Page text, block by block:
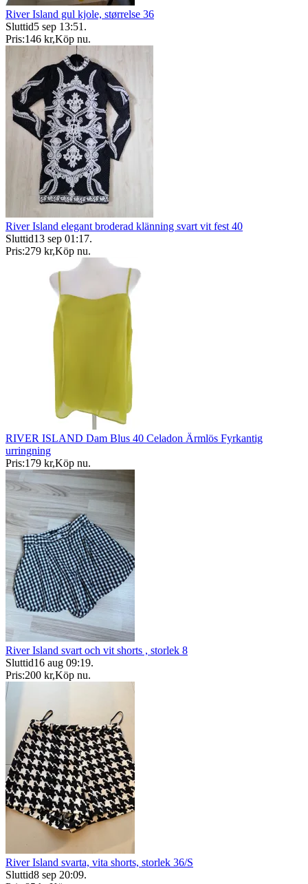
River Island gul kjole, størrelse 36
Sluttid5 sep 13:51 .
Pris:146 kr,Köp nu.
River Island elegant broderad klänning svart vit fest 40
Sluttid13 sep 01:17.
Pris:279 kr,Köp nu.
RIVER ISLAND Dam Blus 40 Celadon Ärmlös Fyrkantig
urringning
Pris:179 kr,Köp nu.
River Island svart och vit shorts , storlek 8
Sluttid16 aug 09:19.
Pris:200 kr,Köp nu.
River Island svarta, vita shorts, storlek 36/S
Sluttid8 sep 20:09.